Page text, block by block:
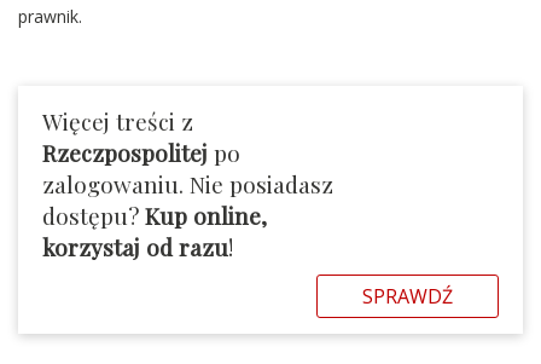
prawnik.
Więcej treści z
Rzeczpospolitej po
zalogowaniu. Nie posiadasz
dostępu?Kup online,
korzystaj od razu!
SPRAWDŹ